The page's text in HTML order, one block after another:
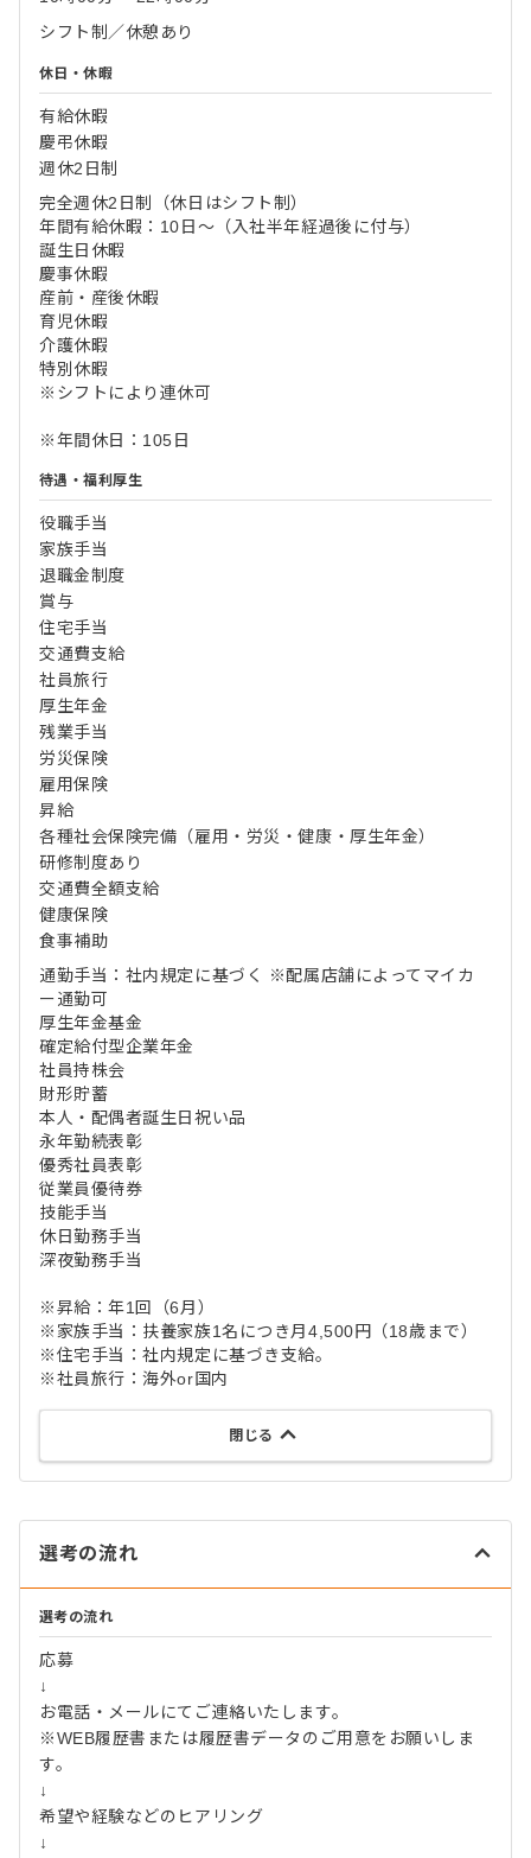
シフト制／休憩あり
休日・休暇
有給休暇
慶弔休暇
週休2日制
完全週休2日制（休日はシフト制）
年間有給休暇：10日～（入社半年経過後に付与）
誕生日休暇
慶事休暇
産前・産後休暇
育児休暇
介護休暇
特別休暇
※シフトにより連休可
※年間休日：105日
待遇・福利厚生
役職手当
家族手当
退職金制度
賞与
住宅手当
交通費支給
社員旅行
厚生年金
残業手当
労災保険
雇用保険
昇給
各種社会保険完備（雇用・労災・健康・厚生年金）
研修制度あり
交通費全額支給
健康保険
食事補助
通勤手当：社内規定に基づく ※配属店舗によってマイカ
ー通勤可
厚生年金基金
確定給付型企業年金
社員持株会
財形貯蓄
本人・配偶者誕生日祝い品
永年勤続表彰
優秀社員表彰
従業員優待券
技能手当
休日勤務手当
深夜勤務手当
※昇給：年1回（6月）
※家族手当：扶養家族1名につき月4,500円（18歳まで）
※住宅手当：社内規定に基づき支給。
※社員旅行：海外or国内
閉じる
選考の流れ
選考の流れ
応募
↓
お電話・メールにてご連絡いたします。
※WEB履歴書または履歴書データのご用意をお願いしま
す。
↓
希望や経験などのヒアリング
↓